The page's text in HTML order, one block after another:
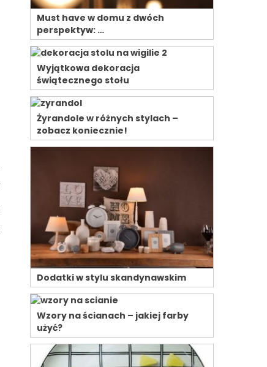
Must have w domu z dwóch
perspektyw: …
Wyjątkowa dekoracja
świątecznego stołu
Żyrandole w różnych stylach –
zobacz koniecznie!
Dodatki w stylu skandynawskim
Wzory na ścianach – jakiej farby
użyć?